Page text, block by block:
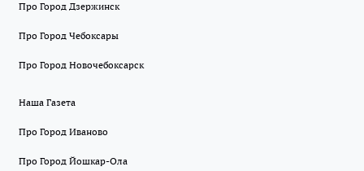
Про Город Дзержинск
Про Город Чебоксары
Про Город Новочебоксарск
Наша Газета
Про Город Иваново
Про Город Йошкар-Ола